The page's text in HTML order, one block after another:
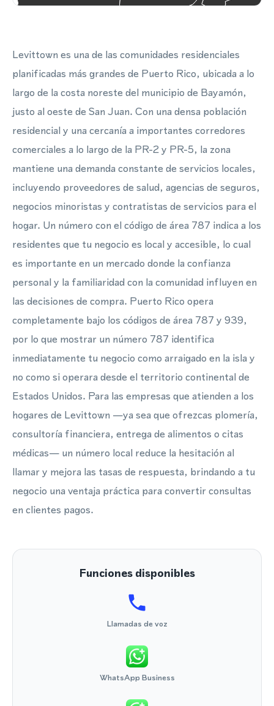
Levittown es una de las comunidades residenciales
planificadas más grandes de Puerto Rico, ubicada a lo
largo de la costa noreste del municipio de Bayamón,
justo al oeste de San Juan. Con una densa población
residencial y una cercanía a importantes corredores
comerciales a lo largo de la PR-2 y PR-5, la zona
mantiene una demanda constante de servicios locales,
incluyendo proveedores de salud, agencias de seguros,
negocios minoristas y contratistas de servicios para el
hogar. Un número con el código de área 787 indica a los
residentes que tu negocio es local y accesible, lo cual
es importante en un mercado donde la confianza
personal y la familiaridad con la comunidad influyen en
las decisiones de compra. Puerto Rico opera
completamente bajo los códigos de área 787 y 939,
por lo que mostrar un número 787 identifica
inmediatamente tu negocio como arraigado en la isla y
no como si operara desde el territorio continental de
Estados Unidos. Para las empresas que atienden a los
hogares de Levittown —ya sea que ofrezcas plomería,
consultoría financiera, entrega de alimentos o citas
médicas— un número local reduce la hesitación al
llamar y mejora las tasas de respuesta, brindando a tu
negocio una ventaja práctica para convertir consultas
en clientes pagos.
Funciones disponibles
Llamadas de voz
WhatsApp Business